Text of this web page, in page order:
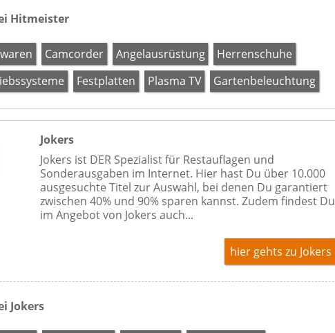
Hitmeister
Camcorder Angelausrüstung
Herrenschuhe
Festplatten Plasma TV Gartenbeleuchtung
Jokers
Jokers ist DER Spezialist für Restauflagen und
Sonderausgaben im Internet. Hier hast Du über 10.000
ausgesuchte Titel zur Auswahl, bei denen Du garantiert
zwischen 40% und 90% sparen kannst. Zudem findest Du
im Angebot von Jokers auch...
hier gehts zu Jokers
Jokers